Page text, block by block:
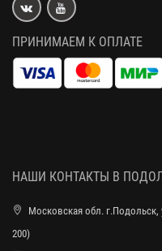
ПРИНИМАЕМ К ОПЛАТЕ
НАШИ КОНТАКТЫ В
Московская обл.
200)